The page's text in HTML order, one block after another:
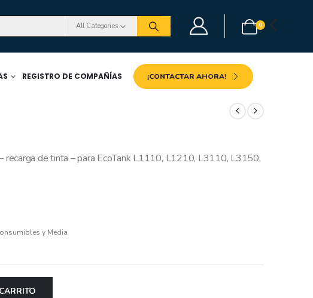
All Categories 0
REGISTRO DE COMPAÑÍAS ¡CONTACTAR AHORA!
recarga de tinta – para EcoTank L1110, L1210, L3110, L3150,
y Media